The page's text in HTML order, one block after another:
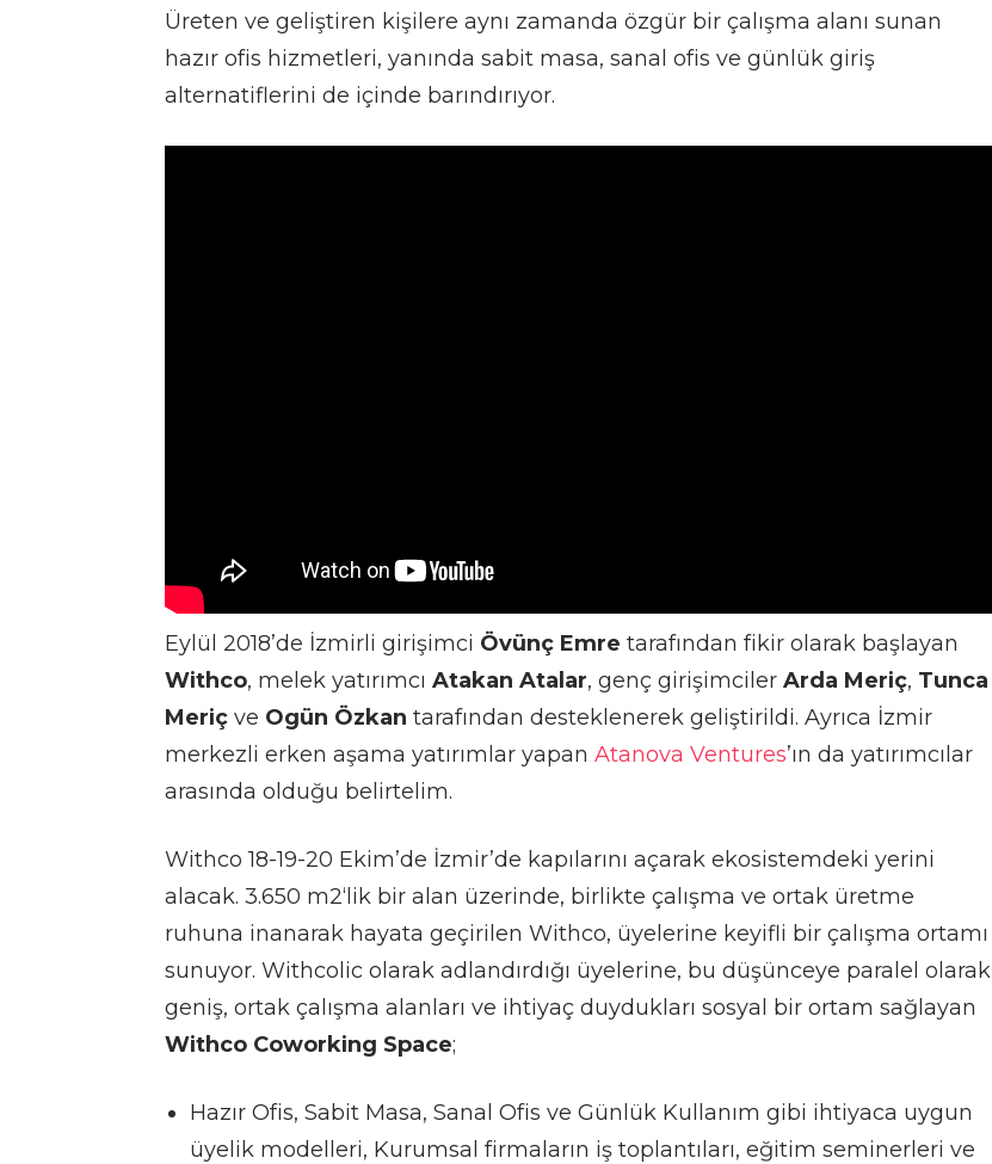
Üreten ve geliştiren kişilere aynı zamanda özgür bir çalışma alanı sunan
hazır ofis hizmetleri, yanında sabit masa, sanal ofis ve günlük giriş
alternatiflerini de içinde barındırıyor.
Eylül 2018’de İzmirli girişimci Övünç Emre tarafından fikir olarak başlayan
Withco, melek yatırımcı Atakan Atalar, genç girişimciler Arda Meriç, Tunca
Meriç ve Ogün Özkan tarafından desteklenerek geliştirildi. Ayrıca İzmir
merkezli erken aşama yatırımlar yapan Atanova Ventures’ın da yatırımcılar
arasında olduğu belirtelim.
Withco 18-19-20 Ekim’de İzmir’de kapılarını açarak ekosistemdeki yerini
alacak. 3.650 m2‘lik bir alan üzerinde, birlikte çalışma ve ortak üretme
ruhuna inanarak hayata geçirilen Withco, üyelerine keyifli bir çalışma ortamı
sunuyor. Withcolic olarak adlandırdığı üyelerine, bu düşünceye paralel olarak
geniş, ortak çalışma alanları ve ihtiyaç duydukları sosyal bir ortam sağlayan
Withco Coworking Space;
Hazır Ofis, Sabit Masa, Sanal Ofis ve Günlük Kullanım gibi ihtiyaca uygun
üyelik modelleri, Kurumsal firmaların iş toplantıları, eğitim seminerleri ve